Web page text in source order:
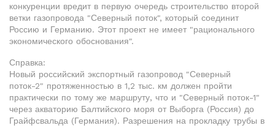
конкуренции вредит в первую очередь строительство второй
ветки газопровода "Северный поток", который соединит
Россию и Германию. Этот проект не имеет "рационального
экономического обоснования".
Справка:
Новый российский экспортный газопровод "Северный
поток-2" протяженностью в 1,2 тыс. км должен пройти
практически по тому же маршруту, что и "Северный поток-1"
через акваторию Балтийского моря от Выборга (Россия) до
Грайфсвальда (Германия). Разрешения на прокладку трубы в